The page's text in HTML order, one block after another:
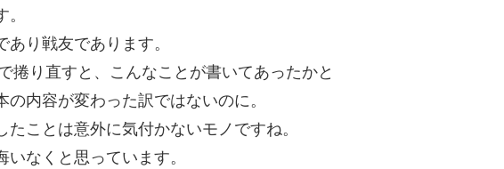
り戦友であります。
捲り直すと、こんなことが書いてあったかと
内容が変わった訳ではないのに。
たことは意外に気付かないモノですね。
なくと思っています。